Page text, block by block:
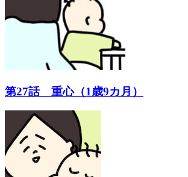
第27話 重心（1歳9カ月）